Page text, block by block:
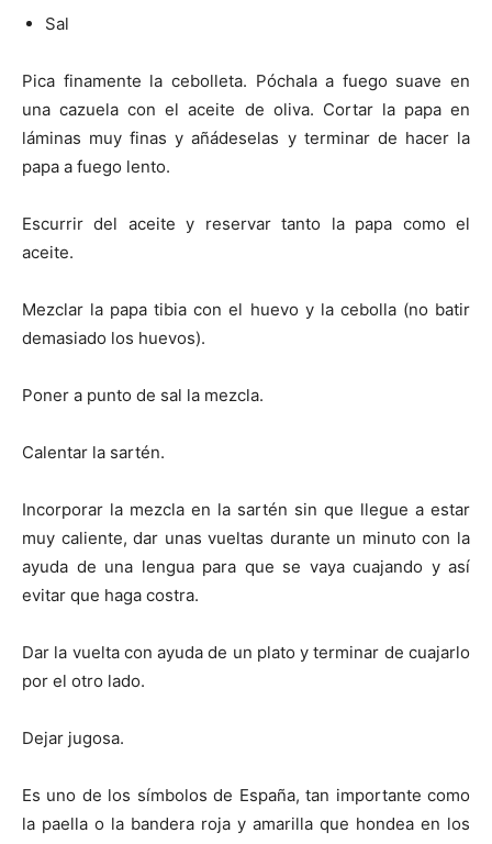
Sal
Pica finamente la cebolleta. Póchala a fuego suave en
una cazuela con el aceite de oliva. Cortar la papa en
láminas muy finas y añádeselas y terminar de hacer la
papa a fuego lento.
Escurrir del aceite y reservar tanto la papa como el
aceite.
Mezclar la papa tibia con el huevo y la cebolla (no batir
demasiado los huevos).
Poner a punto de sal la mezcla.
Calentar la sartén.
Incorporar la mezcla en la sartén sin que llegue a estar
muy caliente, dar unas vueltas durante un minuto con la
ayuda de una lengua para que se vaya cuajando y así
evitar que haga costra.
Dar la vuelta con ayuda de un plato y terminar de cuajarlo
por el otro lado.
Dejar jugosa.
Es uno de los símbolos de España, tan importante como
la paella o la bandera roja y amarilla que hondea en los